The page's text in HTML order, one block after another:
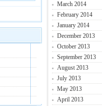
March 2014
February 2014
January 2014
December 2013
October 2013
September 2013
August 2013
July 2013
May 2013
April 2013